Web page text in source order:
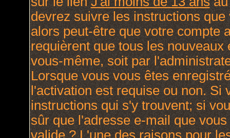
devrez suivre les instructions
alors peut-être que votre compte
requièrent que tous les
vous-même, soit par
Lorsque vous vous êtes
l'activation est requise ou non. Si
instructions qui s'y trouvent; si
sûr que l'adresse e-mail que
valide ? L'une des raisons pour